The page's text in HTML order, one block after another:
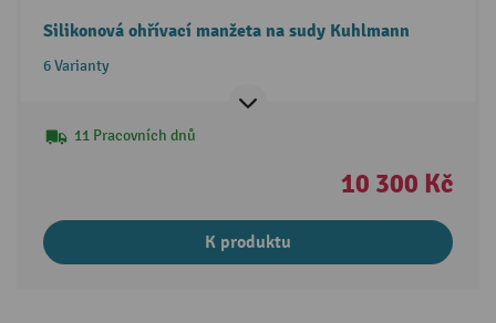
Silikonová ohřívací manžeta na sudy Kuhlmann
6 Varianty
11 Pracovních dnů
10 300 Kč
K produktu